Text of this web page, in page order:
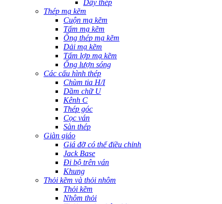
Dây thép
Thép mạ kẽm
Cuộn mạ kẽm
Tấm mạ kẽm
Ống thép mạ kẽm
Dải mạ kẽm
Tấm lợp mạ kẽm
Ống lượn sóng
Các cấu hình thép
Chùm tia H/I
Dầm chữ U
Kênh C
Thép góc
Cọc ván
Sàn thép
Giàn giáo
Giá đỡ có thể điều chỉnh
Jack Base
Đi bộ trên ván
Khung
Thỏi kẽm và thỏi nhôm
Thỏi kẽm
Nhôm thỏi